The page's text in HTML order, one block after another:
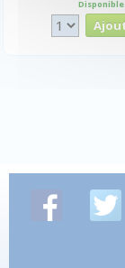
Disponible